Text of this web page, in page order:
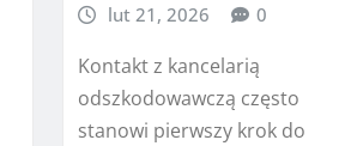
lut 21, 2026
0
Kontakt z kancelarią
odszkodowawczą często
stanowi pierwszy krok do